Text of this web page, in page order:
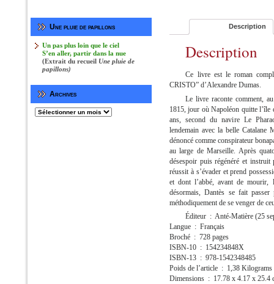
Une pluie de papillons
Un pas plus loin que le ciel
S’en aller, partir dans la nue
(Extrait du recueil Une pluie de
papillons)
Archives
Archives
Description
Description
Ce livre est le roman
CRISTO” d’Alexandre Dumas.
Le livre raconte comment,
1815, jour où Napoléon quitte l’île
ans, second du navire Le
lendemain avec la belle
dénoncé comme conspirateur
au large de Marseille. Après
désespoir puis régénéré et
réussit à s’évader et prend
et dont l’abbé, avant de mourir,
désormais, Dantès se fait
méthodiquement de se venger de
Éditeur ‏ : ‎ Anté-Matière
Langue ‏ : ‎ Français
Broché ‏ : ‎ 728 pages
ISBN-10 ‏ : ‎ 154234848X
ISBN-13 ‏ : ‎ 978-1542348485
Poids de l’article ‏ : ‎ 1,38 Kilograms
Dimensions ‏ : ‎ 17.78 x 4.17 x